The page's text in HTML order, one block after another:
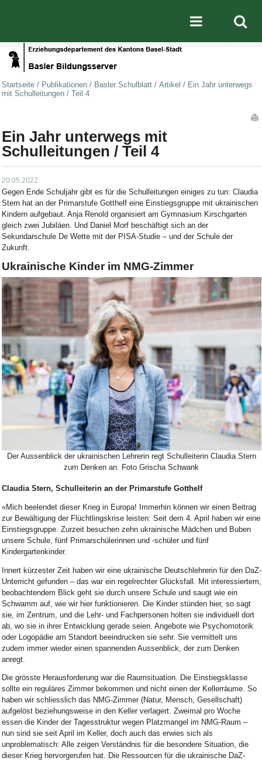
Mobile
Startseite / Publikationen / Basler Schulblatt / Artikel / Ein Jahr unterwegs
mit Schulleitungen / Teil 4
Ein Jahr unterwegs mit
Schulleitungen / Teil 4
20.05.2022
Gegen Ende Schuljahr gibt es für die Schulleitungen einiges zu tun: Claudia
Stern hat an der Primarstufe Gotthelf eine Einstiegsgruppe mit ukrainischen
Kindern aufgebaut. Anja Renold organisiert am Gymnasium Kirschgarten
gleich zwei Jubiläen. Und Daniel Morf beschäftigt sich an der
Sekundarschule De Wette mit der PISA-Studie – und der Schule der
Zukunft.
Ukrainische Kinder im NMG-Zimmer
Bild Legende:
Der Aussenblick der ukrainischen Lehrerin regt Schulleiterin Claudia Stern
zum Denken an. Foto Grischa Schwank
Claudia Stern, Schulleiterin an der Primarstufe Gotthelf
«Mich beelendet dieser Krieg in Europa! Immerhin können wir einen Beitrag
zur Bewältigung der Flüchtlingskrise leisten: Seit dem 4. April haben wir eine
Einstiegsgruppe. Zurzeit besuchen zehn ukrainische Mädchen und Buben
unsere Schule, fünf Primarschülerinnen und -schüler und fünf
Kindergartenkinder.
Innert kürzester Zeit haben wir eine ukrainische Deutschlehrerin für den DaZ-
Unterricht gefunden – das war ein regelrechter Glücksfall. Mit interessiertem,
beobachtendem Blick geht sie durch unsere Schule und saugt wie ein
Schwamm auf, wie wir hier funktionieren. Die Kinder stünden hier, so sagt
sie, im Zentrum, und die Lehr- und Fachpersonen holten sie individuell dort
ab, wo sie in ihrer Entwicklung gerade seien. Angebote wie Psychomotorik
oder Logopädie am Standort beeindrucken sie sehr. Sie vermittelt uns
zudem immer wieder einen spannenden Aussenblick, der zum Denken
anregt.
Die grösste Herausforderung war die Raumsituation. Die Einstiegsklasse
sollte ein reguläres Zimmer bekommen und nicht einen der Kellerräume. So
haben wir schliesslich das NMG-Zimmer (Natur, Mensch, Gesellschaft)
aufgelöst beziehungsweise in den Keller verlagert. Zweimal pro Woche
essen die Kinder der Tagesstruktur wegen Platzmangel im NMG-Raum –
nun sind sie seit April im Keller, doch auch das erwies sich als
unproblematisch: Alle zeigen Verständnis für die besondere Situation, die
dieser Krieg hervorgerufen hat. Die Ressourcen für die ukrainische DaZ-